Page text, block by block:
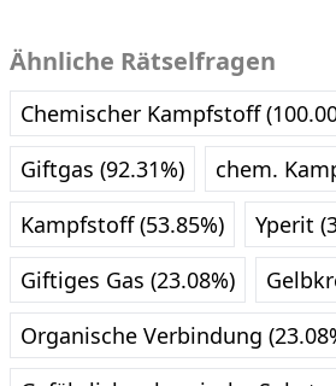
Ähnliche Rätselfragen
Chemischer Kampfstoff
Giftgas (92.31%)
chem.
Kampfstoff (53.85%)
Yperit
Giftiges Gas (23.08%)
Organische Verbindung